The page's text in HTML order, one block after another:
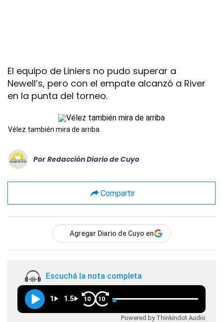
El equipo de Liniers no pudo superar a
Newell’s, pero con el empate alcanzó a River
en la punta del torneo.
Vélez también mira de arriba
Por Redacción Diario de Cuyo
Compartir
Agregar Diario de Cuyo en
Escuchá la nota completa
1 1.5 10 10
Powered by Thinkindot Audio